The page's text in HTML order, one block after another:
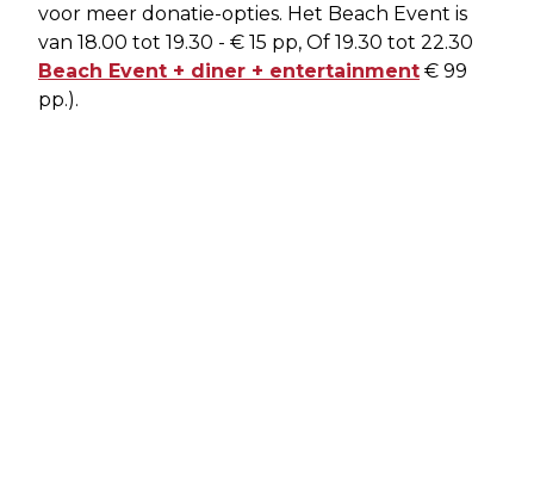
voor meer donatie-opties. Het Beach Event is
van 18.00 tot 19.30 - € 15 pp, Of 19.30 tot 22.30
Beach Event + diner + entertainment € 99
pp.).